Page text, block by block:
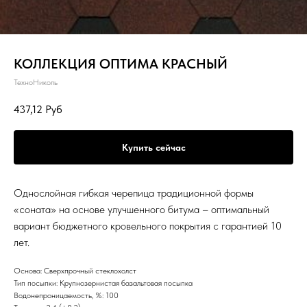
КОЛЛЕКЦИЯ ОПТИМА КРАСНЫЙ
ТехноНиколь
437,12 Руб
Купить сейчас
Однослойная гибкая черепица традиционной формы
«соната» на основе улучшенного битума – оптимальный
вариант бюджетного кровельного покрытия с гарантией 10
лет.
Основа: Сверхпрочный стеклохолст
Тип посыпки: Крупнозернистая базальтовая посыпка
Водонепроницаемость, %: 100